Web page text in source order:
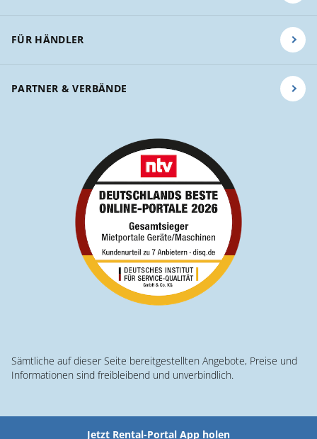
FÜR HÄNDLER
PARTNER & VERBÄNDE
Sämtliche auf dieser Seite bereitgestellten Angebote, Preise und
Informationen sind freibleibend und unverbindlich.
Jetzt Rental-Portal App holen